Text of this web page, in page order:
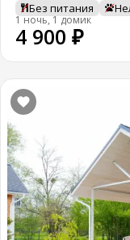
Без питания
1 ночь, 1 домик
4 900 ₽